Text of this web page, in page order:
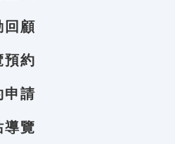
回顧
預約
申請
導覽